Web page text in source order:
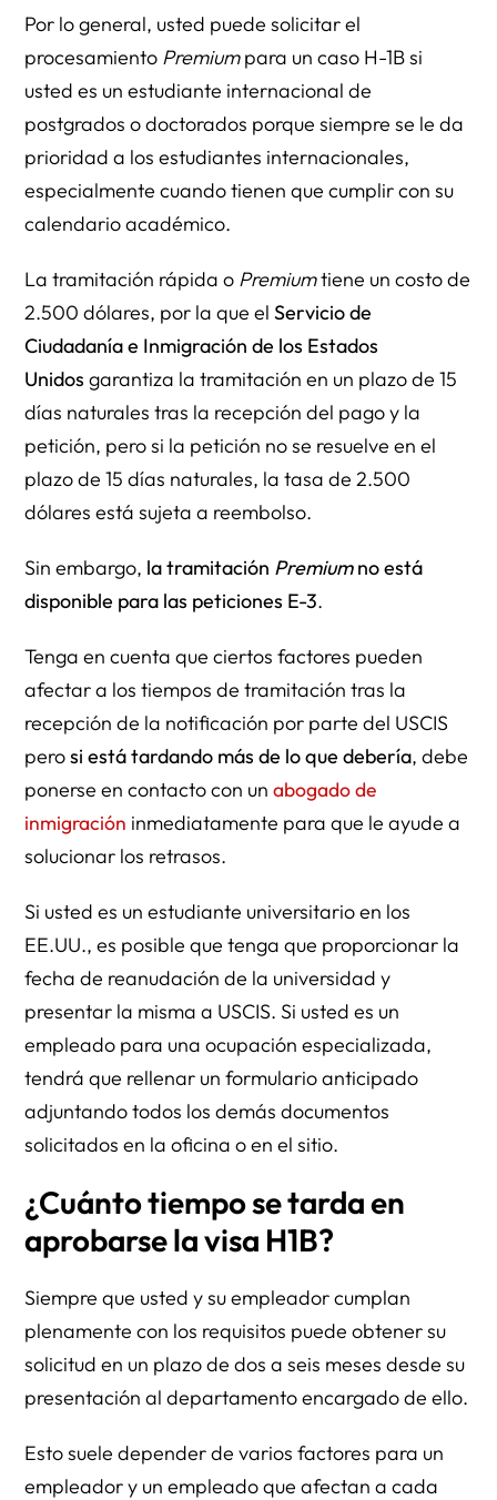
Por lo general, usted puede solicitar el
procesamiento Premiumpara un caso H-1B si
usted es un estudiante internacional de
postgrados o doctorados porque siempre se le da
prioridad a los estudiantes internacionales,
especialmente cuando tienen que cumplir con su
calendario académico.
La tramitación rápida o Premiumtiene un costo de
2.500 dólares, por la que elServicio de
Ciudadanía e Inmigración de los Estados
Unidos garantiza la tramitación en un plazo de 15
días naturales tras la recepción del pago y la
petición, pero si la petición no se resuelve en el
plazo de 15 días naturales, la tasa de 2.500
dólares está sujeta a reembolso.
Sin embargo, la tramitación Premiumno está
disponible para las peticiones E-3.
Tenga en cuenta que ciertos factores pueden
afectar a los tiempos de tramitación tras la
recepción de la notificación por parte del USCIS
perosi está tardando más de lo que debería, debe
ponerse en contacto con unabogado de
inmigración inmediatamente para que le ayude a
solucionar los retrasos.
Si usted es un estudiante universitario en los
EE.UU., es posible que tenga que proporcionar la
fecha de reanudación de la universidad y
presentar la misma a USCIS. Si usted es un
empleado para una ocupación especializada,
tendrá que rellenar un formulario anticipado
adjuntando todos los demás documentos
solicitados en la oficina o en el sitio.
¿Cuánto tiempo se tarda en
aprobarse la visa H1B?
Siempre que usted y su empleador cumplan
plenamente con los requisitos puede obtener su
solicitud en un plazo de dos a seis meses desde su
presentación al departamento encargado de ello.
Esto suele depender de varios factores para un
empleador y un empleado que afectan a cada